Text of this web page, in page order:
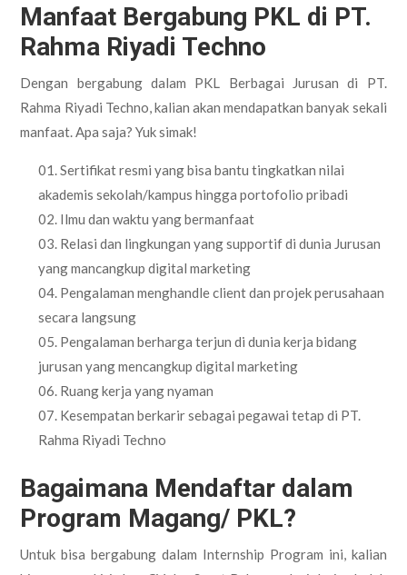
Manfaat Bergabung PKL di PT.
Rahma Riyadi Techno
Dengan bergabung dalam PKL Berbagai Jurusan di PT.
Rahma Riyadi Techno, kalian akan mendapatkan banyak sekali
manfaat. Apa saja? Yuk simak!
Sertifikat resmi yang bisa bantu tingkatkan nilai
akademis sekolah/kampus hingga portofolio pribadi
Ilmu dan waktu yang bermanfaat
Relasi dan lingkungan yang supportif di dunia Jurusan
yang mancangkup digital marketing
Pengalaman menghandle client dan projek perusahaan
secara langsung
Pengalaman berharga terjun di dunia kerja bidang
jurusan yang mencangkup digital marketing
Ruang kerja yang nyaman
Kesempatan berkarir sebagai pegawai tetap di PT.
Rahma Riyadi Techno
Bagaimana Mendaftar dalam
Program Magang/ PKL?
Untuk bisa bergabung dalam Internship Program ini, kalian